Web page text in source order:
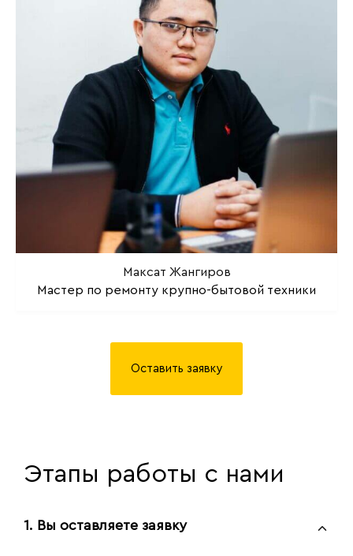
Максат Жангиров
Мастер по ремонту крупно-бытовой техники
Оставить заявку
Этапы работы с нами
1. Вы оставляете заявку